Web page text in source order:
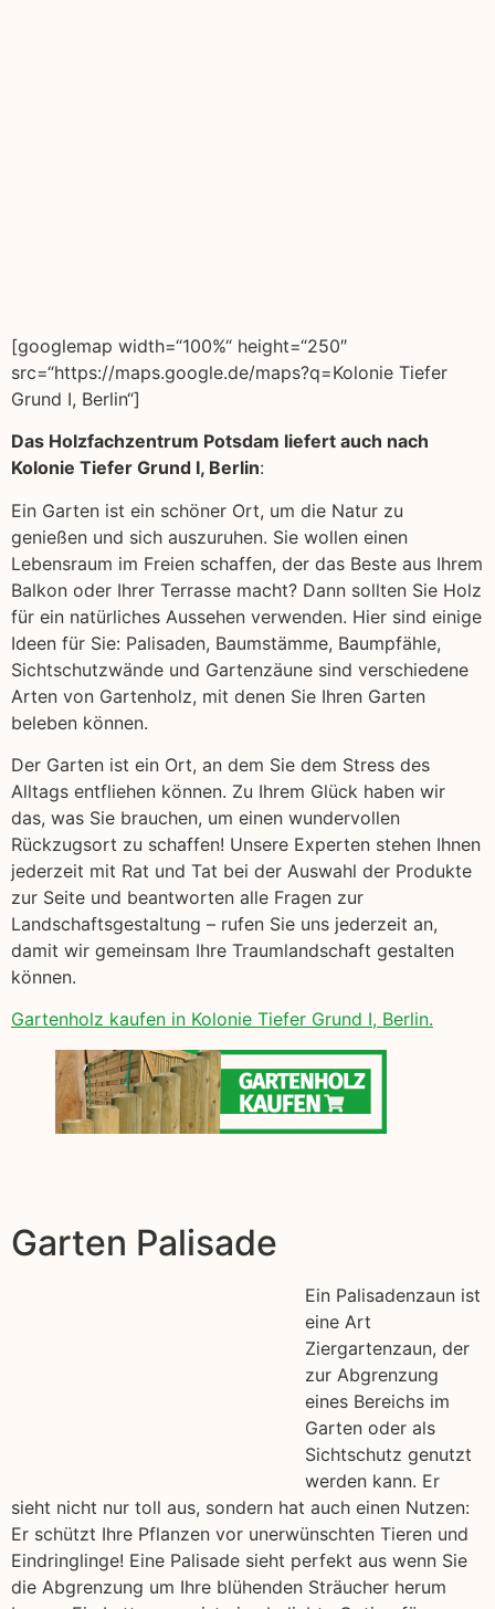
[googlemap width=“100%“ height=“250″
src=“https://maps.google.de/maps?q=Kolonie Tiefer
Grund I, Berlin“]
Das Holzfachzentrum Potsdam liefert auch nach
Kolonie Tiefer Grund I, Berlin:
Ein Garten ist ein schöner Ort, um die Natur zu
genießen und sich auszuruhen. Sie wollen einen
Lebensraum im Freien schaffen, der das Beste aus Ihrem
Balkon oder Ihrer Terrasse macht? Dann sollten Sie Holz
für ein natürliches Aussehen verwenden. Hier sind einige
Ideen für Sie: Palisaden, Baumstämme, Baumpfähle,
Sichtschutzwände und Gartenzäune sind verschiedene
Arten von Gartenholz, mit denen Sie Ihren Garten
beleben können.
Der Garten ist ein Ort, an dem Sie dem Stress des
Alltags entfliehen können. Zu Ihrem Glück haben wir
das, was Sie brauchen, um einen wundervollen
Rückzugsort zu schaffen! Unsere Experten stehen Ihnen
jederzeit mit Rat und Tat bei der Auswahl der Produkte
zur Seite und beantworten alle Fragen zur
Landschaftsgestaltung – rufen Sie uns jederzeit an,
damit wir gemeinsam Ihre Traumlandschaft gestalten
können.
Gartenholz kaufen in Kolonie Tiefer Grund I, Berlin.
Garten Palisade
Ein Palisadenzaun ist
eine Art
Ziergartenzaun, der
zur Abgrenzung
eines Bereichs im
Garten oder als
Sichtschutz genutzt
werden kann. Er
sieht nicht nur toll aus, sondern hat auch einen Nutzen:
Er schützt Ihre Pflanzen vor unerwünschten Tieren und
Eindringlinge! Eine Palisade sieht perfekt aus wenn Sie
die Abgrenzung um Ihre blühenden Sträucher herum